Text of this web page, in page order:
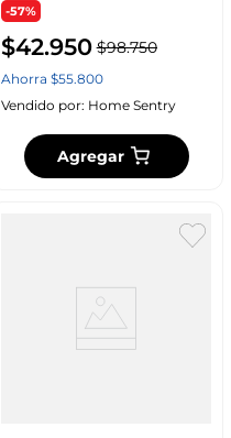
-57%
$42.950 $98.750
Ahorra $55.800
Vendido por: Home Sentry
Agregar